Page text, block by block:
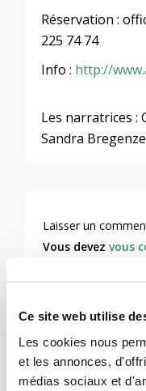
Ce site web utilise
Les cookies nous
et les annonces,
médias sociaux et
Thèmes
Communication et
Réservation :
225 74 74
Info : http://
Les narratrices :
Sandra
Laisser un
Vous devezvous